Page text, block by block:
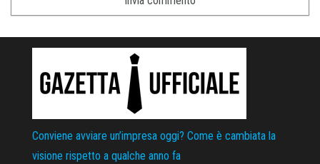
Conviene avviare un’impresa oggi? Come è cambiata la
visione rispetto a qualche anno fa